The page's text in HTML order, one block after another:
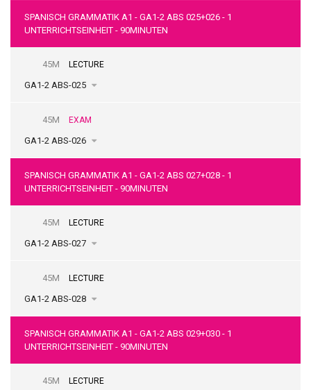
SPANISCH GRAMMATIK A1 - GA1-2 ABS 025+026 - 1
UNTERRICHTSEINHEIT - 90MINUTEN
GA1-2 ABS-025
45M LECTURE
GA1-2 ABS-026
45M EXAM
SPANISCH GRAMMATIK A1 - GA1-2 ABS 027+028 - 1
UNTERRICHTSEINHEIT - 90MINUTEN
GA1-2 ABS-027
45M LECTURE
GA1-2 ABS-028
45M LECTURE
SPANISCH GRAMMATIK A1 - GA1-2 ABS 029+030 - 1
UNTERRICHTSEINHEIT - 90MINUTEN
45M LECTURE